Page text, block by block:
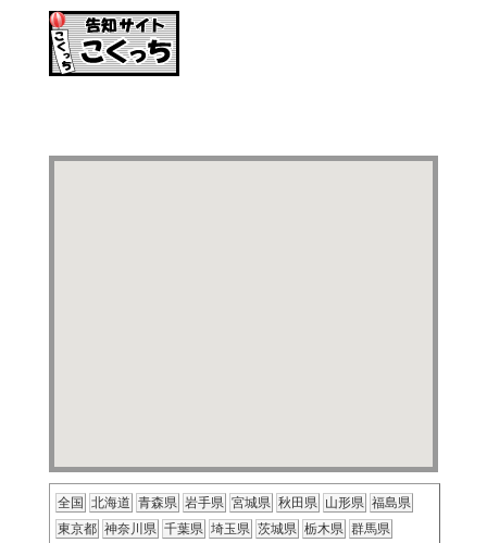
全国 北海道 青森県 岩手県 宮城県 秋田県 山形県 福島県
東京都 神奈川県 千葉県 埼玉県 茨城県 栃木県 群馬県